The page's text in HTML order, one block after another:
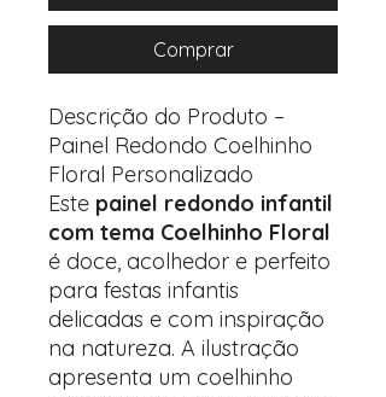
Comprar
Descrição do Produto –
Painel Redondo Coelhinho
Floral Personalizado
Este painel redondo infantil
com tema Coelhinho Floral
é doce, acolhedor e perfeito
para festas infantis
delicadas e com inspiração
na natureza. A ilustração
apresenta um coelhinho